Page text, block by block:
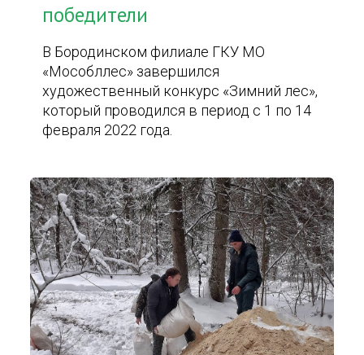
победители
В Бородинском филиале ГКУ МО
«Мособллес» завершился
художественный конкурс «Зимний лес»,
который проводился в период с 1 по 14
февраля 2022 года.